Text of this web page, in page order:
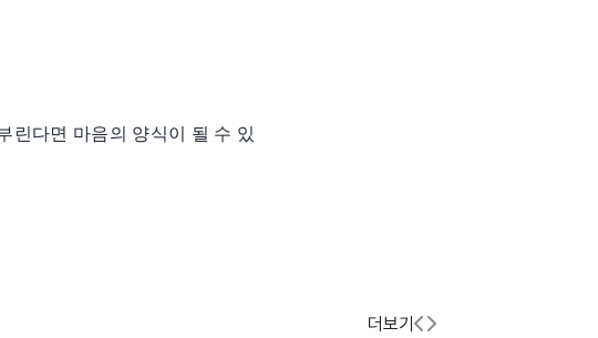
린다면 마음의 양식이 될 수 있
더보기